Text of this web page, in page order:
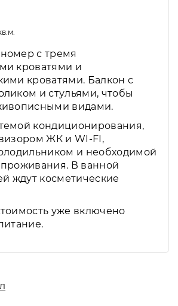
с тремя
кроватями и
кроватями. Балкон с
и стульями, чтобы
видами.
кондиционирования,
ЖК и WI-FI,
и необходимой
В ванной
ждут косметические
уже включено